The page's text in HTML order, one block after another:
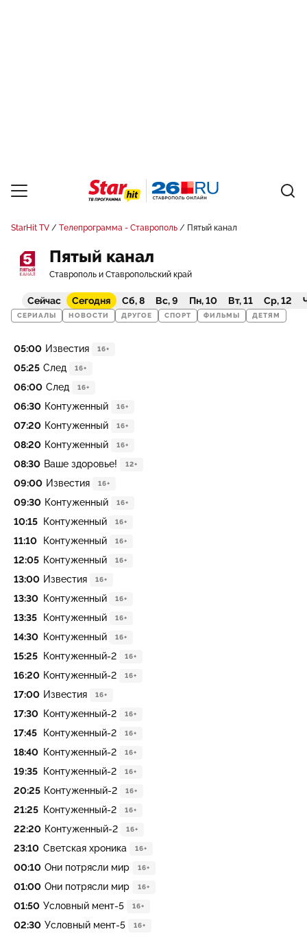
StarHit TV Телепрограмма - Ставрополь Пятый канал
Пятый канал
Ставрополь и Ставропольский край
Сейчас Сегодня Сб, 8 Вс, 9 Пн, 10 Вт, 11 Ср, 12
СЕРИАЛЫ НОВОСТИ ДРУГОЕ СПОРТ ФИЛЬМЫ ДЕТЯМ
05:00 Известия 16+
05:25 След 16+
06:00 След 16+
06:30 Контуженный 16+
07:20 Контуженный 16+
08:20 Контуженный 16+
08:30 Ваше здоровье! 12+
09:00 Известия 16+
09:30 Контуженный 16+
10:15 Контуженный 16+
11:10 Контуженный 16+
12:05 Контуженный 16+
13:00 Известия 16+
13:30 Контуженный 16+
13:35 Контуженный 16+
14:30 Контуженный 16+
15:25 Контуженный-2 16+
16:20 Контуженный-2 16+
17:00 Известия 16+
17:30 Контуженный-2 16+
17:45 Контуженный-2 16+
18:40 Контуженный-2 16+
19:35 Контуженный-2 16+
20:25 Контуженный-2 16+
21:25 Контуженный-2 16+
22:20 Контуженный-2 16+
23:10 Светская хроника 16+
00:10 Они потрясли мир 16+
01:00 Они потрясли мир 16+
01:50 Условный мент-5 16+
02:30 Условный мент-5 16+